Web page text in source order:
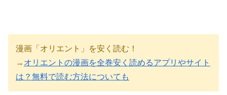
漫画「オリエント」を安く読む！
→ オリエントの漫画を全巻安く読めるアプリやサイト
は？無料で読む方法についても